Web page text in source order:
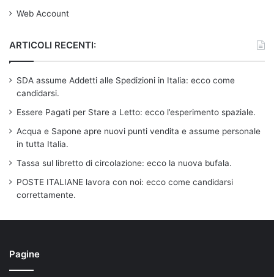
Web Account
ARTICOLI RECENTI:
SDA assume Addetti alle Spedizioni in Italia: ecco come
candidarsi.
Essere Pagati per Stare a Letto: ecco l’esperimento spaziale.
Acqua e Sapone apre nuovi punti vendita e assume personale
in tutta Italia.
Tassa sul libretto di circolazione: ecco la nuova bufala.
POSTE ITALIANE lavora con noi: ecco come candidarsi
correttamente.
Pagine